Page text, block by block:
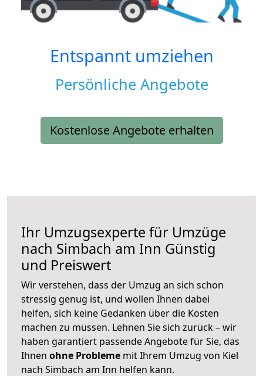
Entspannt umziehen
Persönliche Angebote
Kostenlose Angebote erhalten
Ihr Umzugsexperte für Umzüge
nach Simbach am Inn Günstig
und Preiswert
Wir verstehen, dass der Umzug an sich schon
stressig genug ist, und wollen Ihnen dabei
helfen, sich keine Gedanken über die Kosten
machen zu müssen. Lehnen Sie sich zurück – wir
haben garantiert passende Angebote für Sie, das
Ihnen ohne Probleme mit Ihrem Umzug von Kiel
nach Simbach am Inn helfen kann.